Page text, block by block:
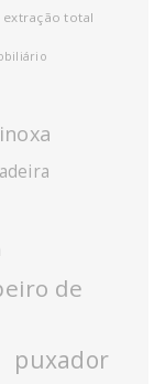
extração total
inoxa
de
puxador